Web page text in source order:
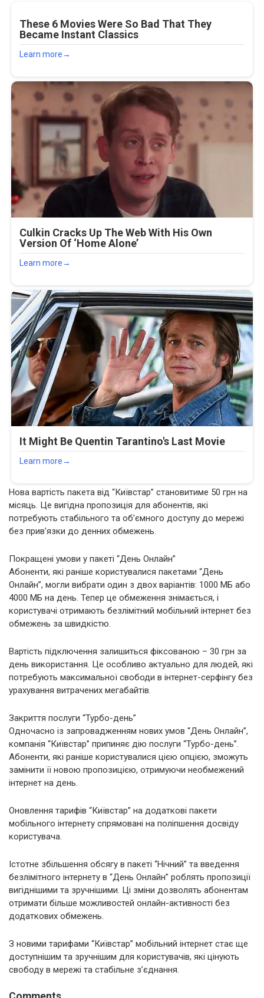
Нова вартість пакета від “Київстар” становитиме 50 грн на
місяць. Це вигідна пропозиція для абонентів, які
потребують стабільного та об’ємного доступу до мережі
без прив’язки до денних обмежень.
Покращені умови у пакеті “День Онлайн”
Абоненти, які раніше користувалися пакетами “День
Онлайн”, могли вибрати один з двох варіантів: 1000 МБ або
4000 МБ на день. Тепер це обмеження знімається, і
користувачі отримають безлімітний мобільний інтернет без
обмежень за швидкістю.
Вартість підключення залишиться фіксованою – 30 грн за
день використання. Це особливо актуально для людей, які
потребують максимальної свободи в інтернет-серфінгу без
урахування витрачених мегабайтів.
Закриття послуги “Турбо-день”
Одночасно із запровадженням нових умов “День Онлайн”,
компанія “Київстар” припиняє дію послуги “Турбо-день”.
Абоненти, які раніше користувалися цією опцією, зможуть
замінити її новою пропозицією, отримуючи необмежений
інтернет на день.
Оновлення тарифів “Київстар” на додаткові пакети
мобільного інтернету спрямовані на поліпшення досвіду
користувача.
Істотне збільшення обсягу в пакеті “Нічний” та введення
безлімітного інтернету в “День Онлайн” роблять пропозиції
вигіднішими та зручнішими. Ці зміни дозволять абонентам
отримати більше можливостей онлайн-активності без
додаткових обмежень.
З новими тарифами “Київстар” мобільний інтернет стає ще
доступнішим та зручнішим для користувачів, які цінують
свободу в мережі та стабільне з’єднання.